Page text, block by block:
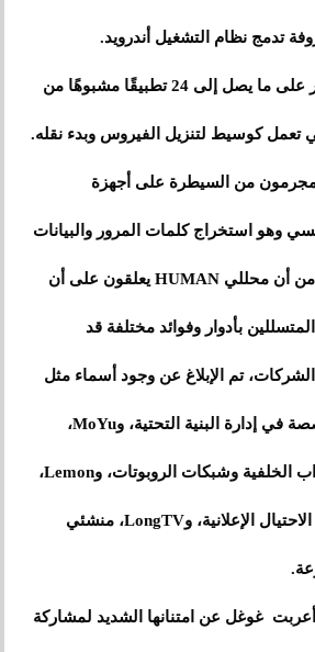
تدمج نظام التشغيل أندرويد.
وفي المجمل، تم العثور على ما يصل إلى 24 تطبيقًا مشبوهًا من
تعمل كوسيط لتنزيل الفيروس وبدء نقله.
من السيطرة على أجهزة
وهو استخراج كلمات المرور والبيانات
الشخصية، على الرغم من أن محللي HUMAN يعلقون على أن
بأدوار وفوائد مختلفة قد
تم الإبلاغ عن وجود أسماء مثل
SalesTracker، المتخصصة في إدارة البنية التحتية، وMoYu،
الخبراء في تطوير الأبواب الخلفية وشبكات الروبوتات، وLemon،
المتخصصة في حملات الاحتيال الإعلانية، وLongTV، منشئي
غوغل عن امتنانها الشديد لمشاركة